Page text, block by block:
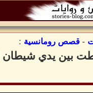
- قصص رومانسية :
بين يدي شيطان